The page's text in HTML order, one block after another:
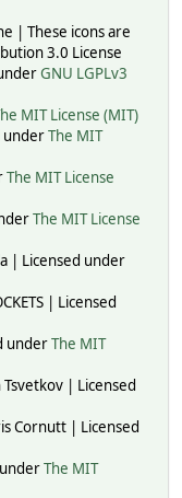
| These icons are
3.0 License
GNU LGPLv3
MIT License (MIT)
underThe MIT
The MIT License
The MIT License
| Licensed under
| Licensed
underThe MIT
| Licensed
Cornutt | Licensed
The MIT